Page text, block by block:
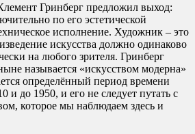
Гринберг предложил выход:
по его эстетической
исполнение. Художник – это
искусства должно одинаково
на любого зрителя. Гринберг
называется «искусством модерна»
определённый период времени
и до 1950, и его не следует путать с
которое мы наблюдаем здесь и